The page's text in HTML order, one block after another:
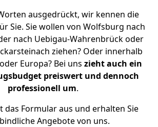
ausgedrückt, wir kennen die
Sie. Sie wollen von Wolfsburg nach
nach Uebigau-Wahrenbrück oder
ziehen? Oder innerhalb
Europa? Bei uns zieht auch ein
preiswert und dennoch
professionell um.
das Formular aus und erhalten Sie
Angebote von uns.